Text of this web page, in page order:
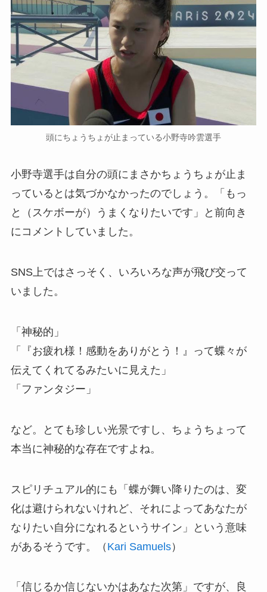
頭にちょうちょが止まっている小野寺吟雲選手
小野寺選手は自分の頭にまさかちょうちょが止ま
っているとは気づかなかったのでしょう。「もっ
と（スケボーが）うまくなりたいです」と前向き
にコメントしていました。
SNS上ではさっそく、いろいろな声が飛び交って
いました。
「神秘的」
「『お疲れ様！感動をありがとう！』って蝶々が
伝えてくれてるみたいに見えた」
「ファンタジー」
など。とても珍しい光景ですし、ちょうちょって
本当に神秘的な存在ですよね。
スピリチュアル的にも「蝶が舞い降りたのは、変
化は避けられないけれど、それによってあなたが
なりたい自分になれるというサイン」という意味
があるそうです。（ Kari Samuels）
「信じるか信じないかはあなた次第」ですが、良